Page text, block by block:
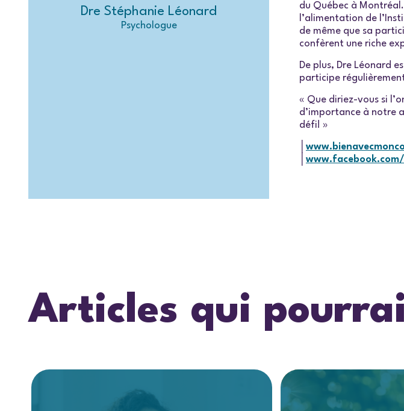
Dre Stéphanie Léonard
Psychologue
du Québec à
l’alimentation de
de même que sa
confèrent une riche
De plus, Dre Léonard
participe
« Que diriez-vous si
d’importance à notre
défi! »
Articles qui